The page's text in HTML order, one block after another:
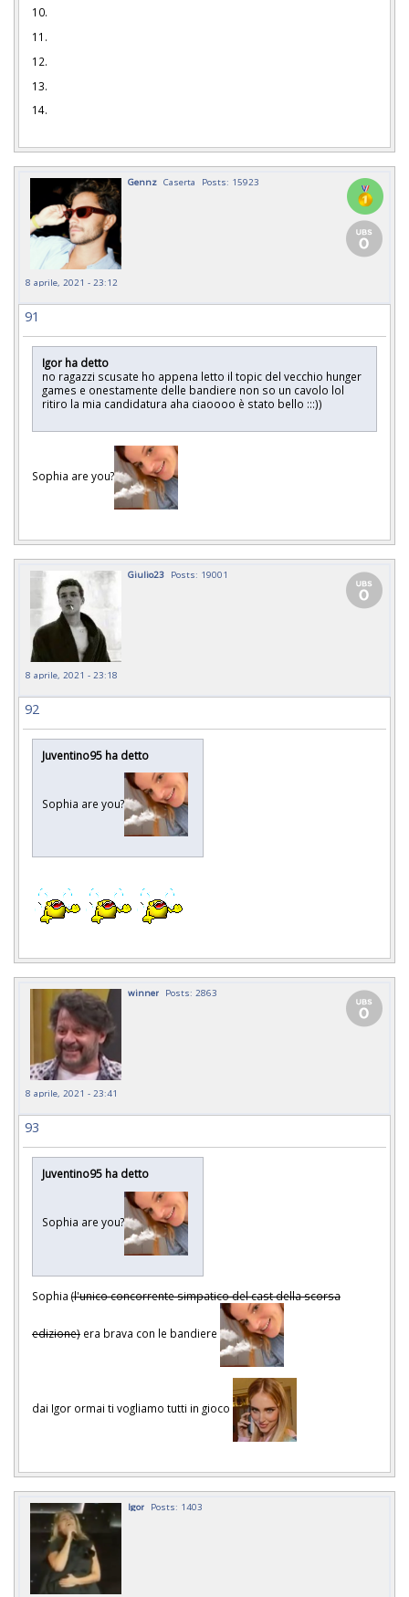
10.
11.
12.
13.
14.
Gennz Caserta Posts: 15923
8 aprile, 2021 - 23:12
91
Igor ha detto
no ragazzi scusate ho appena letto il topic del vecchio hunger
games e onestamente delle bandiere non so un cavolo lol
ritiro la mia candidatura aha ciaoooo è stato bello :::))
Sophia are you?
Giulio23 Posts: 19001
8 aprile, 2021 - 23:18
92
Juventino95 ha detto
Sophia are you?
winner Posts: 2863
8 aprile, 2021 - 23:41
93
Juventino95 ha detto
Sophia are you?
Sophia (l'unico concorrente simpatico del cast della scorsa
edizione) era brava con le bandiere
dai Igor ormai ti vogliamo tutti in gioco
Igor Posts: 1403